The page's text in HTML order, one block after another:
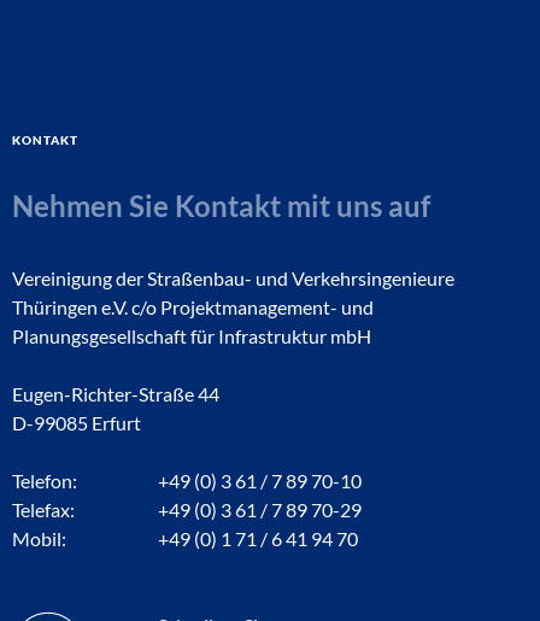
Kontakt
Nehmen Sie Kontakt mit uns auf
Vereinigung der Straßenbau- und Verkehrsingenieure
Thüringen e.V. c/o Projektmanagement- und
Planungsgesellschaft für Infrastruktur mbH
Eugen-Richter-Straße 44
D-99085 Erfurt
Telefon:
+49 (0) 3 61 / 7 89 70-10
Telefax:
+49 (0) 3 61 / 7 89 70-29
Mobil:
+49 (0) 1 71 / 6 41 94 70